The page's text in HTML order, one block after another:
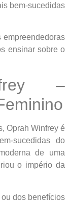
bem-sucedidas
empreendedoras
ensinar sobre o
–
Oprah Winfrey é
sucedidas do
de uma
o império da
dos benefícios